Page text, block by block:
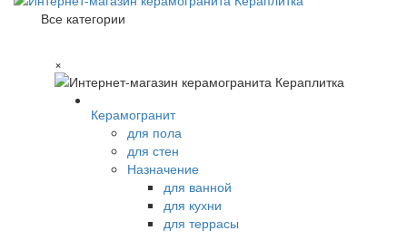
Все категории
×
Керамогранит
для пола
для стен
Назначение
для ванной
для кухни
для террасы